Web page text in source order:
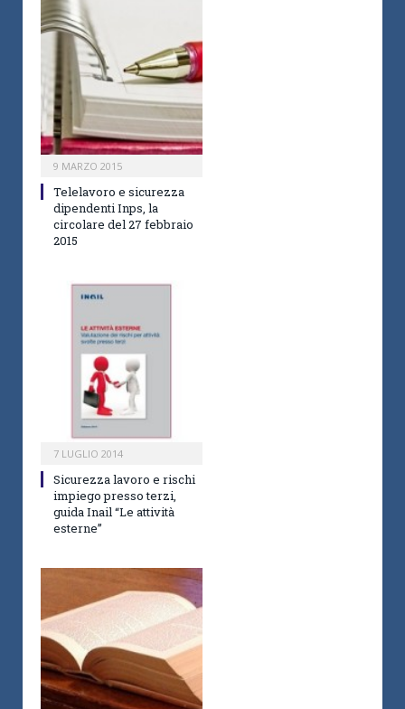
9 MARZO 2015
Telelavoro e sicurezza
dipendenti Inps, la
circolare del 27 febbraio
2015
7 LUGLIO 2014
Sicurezza lavoro e rischi
impiego presso terzi,
guida Inail “Le attività
esterne”